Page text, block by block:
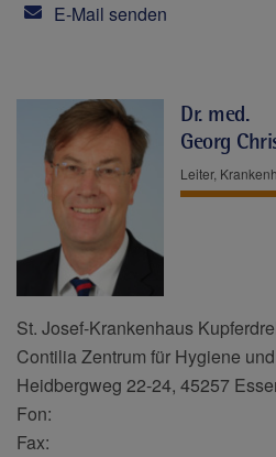
E-Mail senden
Dr. med.
Georg
Leiter,
St. Josef-Krankenhaus
Contilia Zentrum für Hygiene
Heidbergweg 22-24, 45257
Fon:
Fax: